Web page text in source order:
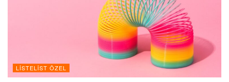
LISTELIST ÖZEL